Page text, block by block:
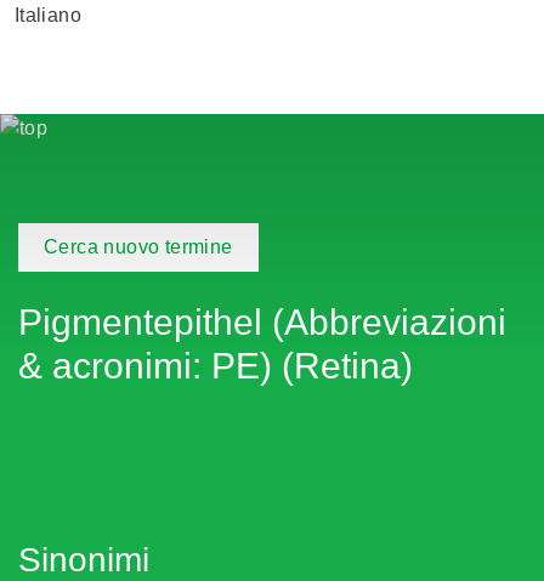
Italiano
Cerca nuovo termine
Pigmentepithel (Abbreviazioni
& acronimi: PE) (Retina)
Sinonimi